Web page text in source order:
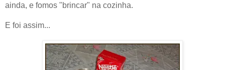
ainda, e fomos "brincar" na cozinha.
E foi assim...